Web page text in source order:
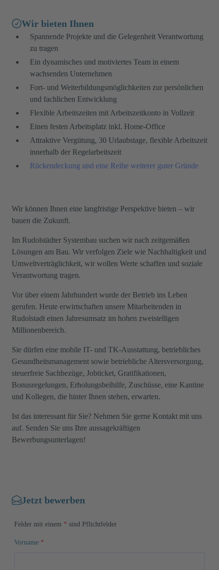
Wir bieten Ihnen
Spannende Projekte und die Gelegenheit Verantwortung
zu tragen
Ein dynamisches und motiviertes Team in einem
wachsenden Unternehmen
Fort- und Weiterbildungsmöglichkeiten zur persönlichen
und fachlichen Entwicklung
Flexible Arbeitszeiten mit Arbeitszeitkonto in Vollzeit
Einen festen Arbeitsplatz inkl. Home-Office
Attraktive Vergütung, 30 Urlaubstage, flexible Arbeitszeit
innerhalb der Regelarbeitszeit
Rückendeckung und eine Reihe weiterer guter Gründe
Wir können Ihnen eine langfristige Perspektive bieten – wir
bauen die Zukunft.
Im Rudolstädter Systembau suchen wir nach zeitgemäßen
Lösungen am Bau. Wir verfolgen Ziele wie Nachhaltigkeit und
Umweltverträglichkeit, wir wollen Werte schaffen und soziale
Verantwortung tragen.
Vor über einem Jahrhundert wurde der Betrieb ins Leben
gerufen. Heute erwirtschaften unsere Mitarbeitenden in
Rudolstadt einen Jahresumsatz im hohen zweistelligen
Millionenbereich.
Sie dürfen eine mobile IT- und TK-Ausstattung, betriebliches
Gesundheitsmanagement sowie betriebliche Altersversorgung,
steuerfreie Sachbezüge, Jobticket, Gratifikationen,
Bonusregelungen, Erholungsbeihilfe, Zuschüsse, eine Kantine
und Kollegen, die hinter Ihnen stehen, erwarten.
Ist das interessant für Sie? Nehmen Sie gerne Kontakt mit uns
auf. Senden Sie uns Ihre aussagekräftigen
Bewerbungsunterlagen!
Jetzt bewerben
Felder mit einem * sind Pflichtfelder
Vorname *